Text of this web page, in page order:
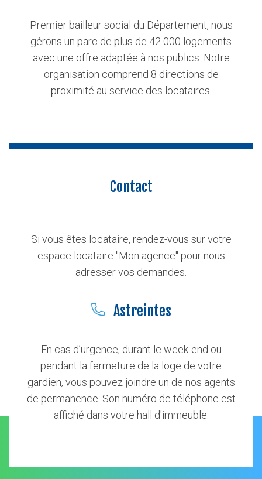
Premier bailleur social du Département, nous
gérons un parc de plus de 42 000 logements
avec une offre adaptée à nos publics. Notre
organisation comprend 8 directions de
proximité au service des locataires.
Contact
Si vous êtes locataire, rendez-vous sur votre
espace locataire "Mon agence" pour nous
adresser vos demandes.
Astreintes
En cas d’urgence, durant le week-end ou
pendant la fermeture de la loge de votre
gardien, vous pouvez joindre un de nos agents
de permanence. Son numéro de téléphone est
affiché dans votre hall d'immeuble.